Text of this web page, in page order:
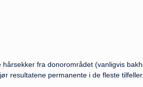
fra donorområdet (vanligvis
resultatene permanente i de fleste tilfeller.